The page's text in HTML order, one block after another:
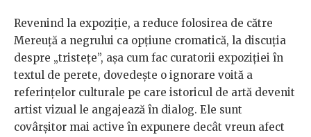
Revenind la expoziție, a reduce folosirea de către
Mereuță a negrului ca opțiune cromatică, la discuția
despre „tristețe”, așa cum fac curatorii expoziției în
textul de perete, dovedește o ignorare voită a
referințelor culturale pe care istoricul de artă devenit
artist vizual le angajează în dialog. Ele sunt
covârșitor mai active în expunere decât vreun afect